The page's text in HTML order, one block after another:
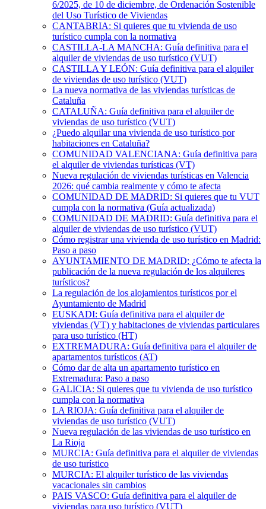
6/2025, de 10 de diciembre, de Ordenación Sostenible
del Uso Turístico de Viviendas
CANTABRIA: Si quieres que tu vivienda de uso
turístico cumpla con la normativa
CASTILLA-LA MANCHA: Guía definitiva para el
alquiler de viviendas de uso turístico (VUT)
CASTILLA Y LEÓN: Guía definitiva para el alquiler
de viviendas de uso turístico (VUT)
La nueva normativa de las viviendas turísticas de
Cataluña
CATALUÑA: Guía definitiva para el alquiler de
viviendas de uso turístico (VUT)
¿Puedo alquilar una vivienda de uso turístico por
habitaciones en Cataluña?
COMUNIDAD VALENCIANA: Guía definitiva para
el alquiler de viviendas turísticas (VT)
Nueva regulación de viviendas turísticas en Valencia
2026: qué cambia realmente y cómo te afecta
COMUNIDAD DE MADRID: Si quieres que tu VUT
cumpla con la normativa (Guía actualizada)
COMUNIDAD DE MADRID: Guía definitiva para el
alquiler de viviendas de uso turístico (VUT)
Cómo registrar una vivienda de uso turístico en Madrid:
Paso a paso
AYUNTAMIENTO DE MADRID: ¿Cómo te afecta la
publicación de la nueva regulación de los alquileres
turísticos?
La regulación de los alojamientos turísticos por el
Ayuntamiento de Madrid
EUSKADI: Guía definitiva para el alquiler de
viviendas (VT) y habitaciones de viviendas particulares
para uso turístico (HT)
EXTREMADURA: Guía definitiva para el alquiler de
apartamentos turísticos (AT)
Cómo dar de alta un apartamento turístico en
Extremadura: Paso a paso
GALICIA: Si quieres que tu vivienda de uso turístico
cumpla con la normativa
LA RIOJA: Guía definitiva para el alquiler de
viviendas de uso turístico (VUT)
Nueva regulación de las viviendas de uso turístico en
La Rioja
MURCIA: Guía definitiva para el alquiler de viviendas
de uso turístico
MURCIA: El alquiler turístico de las viviendas
vacacionales sin cambios
PAIS VASCO: Guía definitiva para el alquiler de
viviendas para uso turístico (VUT)